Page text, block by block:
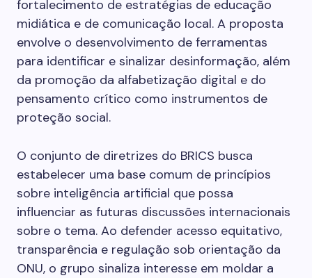
fortalecimento de estratégias de educação
midiática e de comunicação local. A proposta
envolve o desenvolvimento de ferramentas
para identificar e sinalizar desinformação, além
da promoção da alfabetização digital e do
pensamento crítico como instrumentos de
proteção social.
O conjunto de diretrizes do BRICS busca
estabelecer uma base comum de princípios
sobre inteligência artificial que possa
influenciar as futuras discussões internacionais
sobre o tema. Ao defender acesso equitativo,
transparência e regulação sob orientação da
ONU, o grupo sinaliza interesse em moldar a